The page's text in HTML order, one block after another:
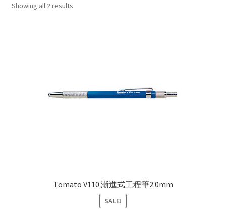
購物車
Showing all 2 results
Tomato V110 漸進式工程筆2.0mm
SALE!